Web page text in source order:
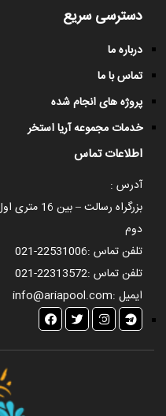
دسترسی سریع
درباره ما
تماس با ما
پروژه های انجام شده
خدمات مجموعه آریا استخر
اطلاعات تماس
آدرس :
دوم
تلفن تماس :021-22531006
تلفن تماس :021-22313572
ایمیل :info@ariapool.com